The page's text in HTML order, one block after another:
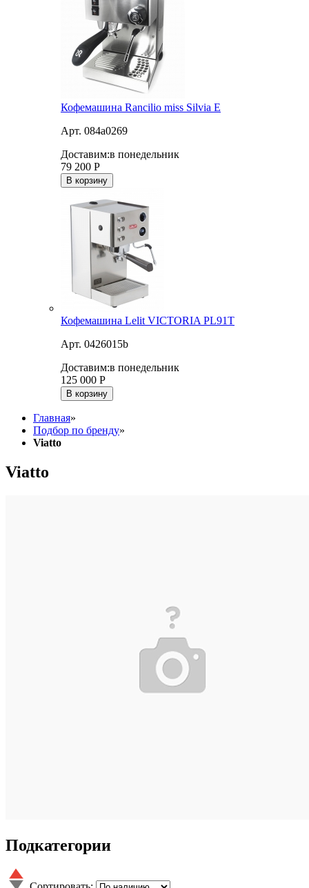
Кофемашина Rancilio miss Silvia E
Арт. 084a0269
Доставим:в понедельник
79 200 Р
В корзину
Кофемашина Lelit VICTORIA PL91T
Арт. 0426015b
Доставим:в понедельник
125 000 Р
В корзину
Главная»
Подбор по бренду»
Viatto
Viatto
Подкатегории